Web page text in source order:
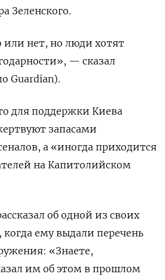
Зеленского.
или нет, но люди хотят
— сказал
Guardian).
для поддержки Киева
запасами
а «иногда приходится
на Капитолийском
об одной из своих
когда ему выдали перечень
«Знаете,
им об этом в прошлом